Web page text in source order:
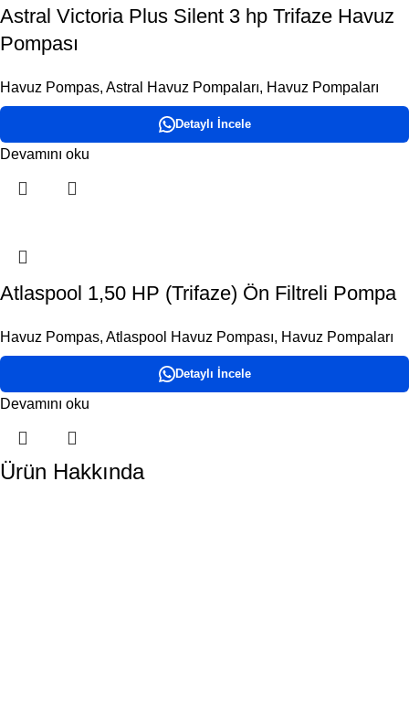
Astral Victoria Plus Silent 3 hp Trifaze Havuz
Pompası
Havuz Pompas, Astral Havuz Pompaları, Havuz Pompaları
Detaylı İncele
Devamını oku
Atlaspool 1,50 HP (Trifaze) Ön Filtreli Pompa
Havuz Pompas, Atlaspool Havuz Pompası, Havuz Pompaları
Detaylı İncele
Devamını oku
Ürün Hakkında